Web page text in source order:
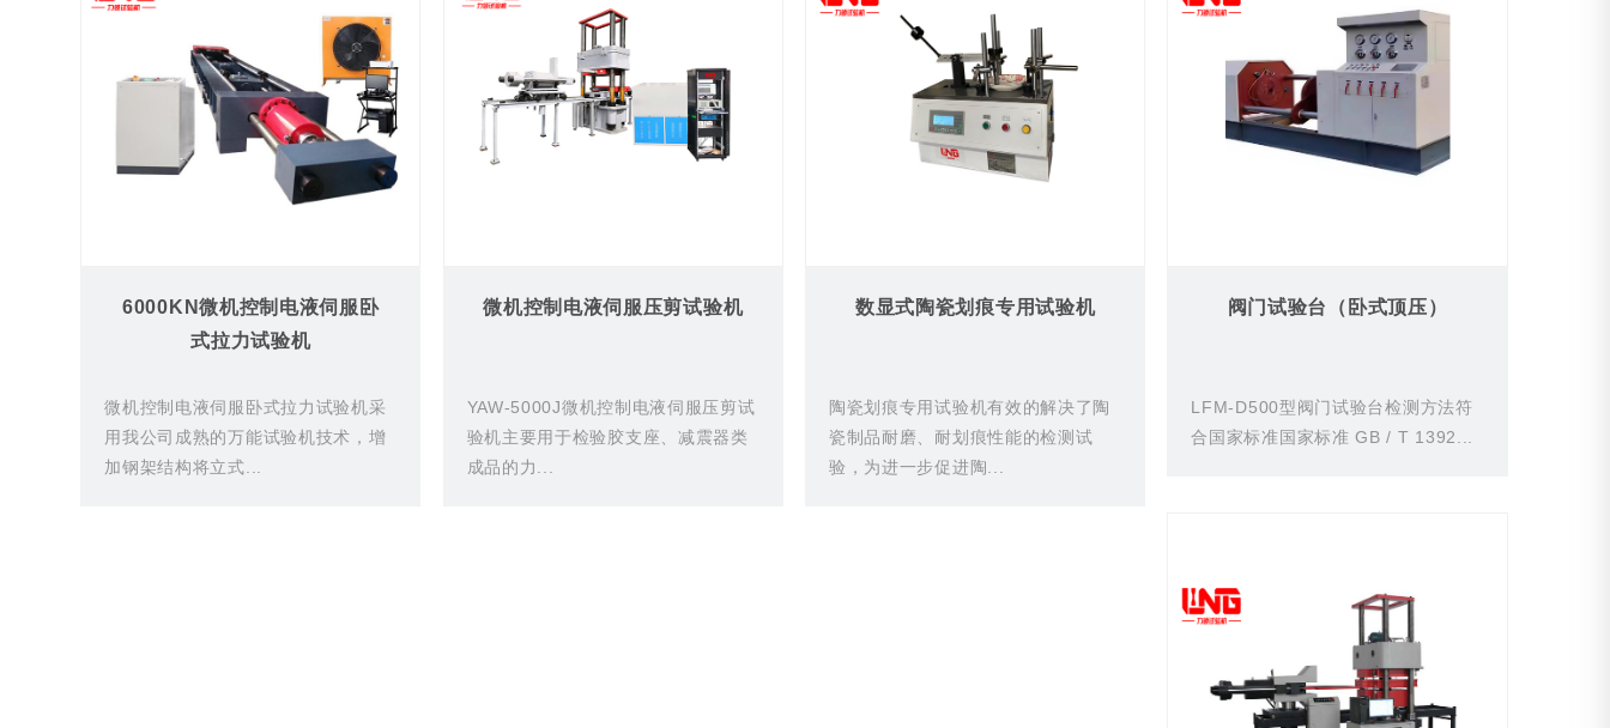
6000KN微机控制电液伺服卧
式拉力试验机
微机控制电液伺服卧式拉力试验机采
用我公司成熟的万能试验机技术，增
加钢架结构将立式...
微机控制电液伺服压剪试验机
YAW-5000J微机控制电液伺服压剪试
验机主要用于检验胶支座、减震器类
成品的力...
数显式陶瓷划痕专用试验机
陶瓷划痕专用试验机有效的解决了陶
瓷制品耐磨、耐划痕性能的检测试
验，为进一步促进陶...
阀门试验台（卧式顶压）
LFM-D500型阀门试验台检测方法符
合国家标准国家标准 GB / T 1392...